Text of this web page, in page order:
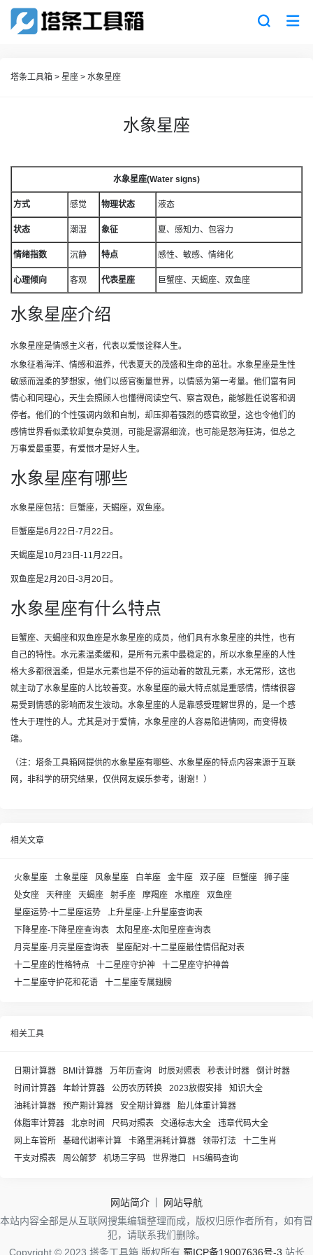
塔条工具箱 > 星座 > 水象星座
水象星座
水象星座(Water signs)
方式 感觉 物理状态 液态
状态 潮湿 象征 夏、感知力、包容力
情绪指数 沉静 特点 感性、敏感、情绪化
心理倾向 客观 代表星座 巨蟹座、天蝎座、双鱼座
水象星座介绍
水象星座是情感主义者，代表以爱恨诠释人生。
水象征着海洋、情感和滋养，代表夏天的茂盛和生命的茁壮。水象星座是生性
敏感而温柔的梦想家，他们以感官衡量世界，以情感为第一考量。他们富有同
情心和同理心，天生会照顾人也懂得阅读空气、察言观色，能够胜任说客和调
停者。他们的个性强调内敛和自制，却压抑着强烈的感官欲望，这也令他们的
感情世界看似柔软却复杂莫测，可能是潺潺细流，也可能是怒海狂涛，但总之
万事爱最重要，有爱恨才是好人生。
水象星座有哪些
水象星座包括：巨蟹座，天蝎座，双鱼座。
巨蟹座是6月22日-7月22日。
天蝎座是10月23日-11月22日。
双鱼座是2月20日-3月20日。
水象星座有什么特点
巨蟹座、天蝎座和双鱼座是水象星座的成员，他们具有水象星座的共性，也有
自己的特性。水元素温柔缓和，是所有元素中最稳定的，所以水象星座的人性
格大多都很温柔，但是水元素也是不停的运动着的散乱元素，水无常形，这也
就主动了水象星座的人比较善变。水象星座的最大特点就是重感情，情绪很容
易受到情感的影响而发生波动。水象星座的人是靠感受理解世界的，是一个感
性大于理性的人。尤其是对于爱情，水象星座的人容易陷进情网，而变得极
端。
（注：塔条工具箱网提供的水象星座有哪些、水象星座的特点内容来源于互联
网，非科学的研究结果，仅供网友娱乐参考，谢谢！）
相关文章
火象星座 土象星座 风象星座 白羊座 金牛座 双子座 巨蟹座
狮子座
处女座
天秤座 天蝎座 射手座 摩羯座 水瓶座
双鱼座
星座运势-十二星座运势
上升星座-上升星座查询表
下降星座-下降星座查询表
太阳星座-太阳星座查询表
月亮星座-月亮星座查询表
星座配对-十二星座最佳情侣配对表
十二星座的性格特点
十二星座守护神
十二星座守护神兽
十二星座守护花和花语
十二星座专属翅膀
相关工具
日期计算器 BMI计算器 万年历查询 时辰对照表 秒表计时器
倒计时器
时间计算器
年龄计算器 公历农历转换 2023放假安排
知识大全
油耗计算器
预产期计算器 安全期计算器
胎儿体重计算器
体脂率计算器
北京时间 尺码对照表 交通标志大全
违章代码大全
网上车管所
基础代谢率计算 卡路里消耗计算器 领带打法
十二生肖
干支对照表
周公解梦 机场三字码 世界港口 HS编码查询
网站简介
网站导航
本站内容全部是从互联网搜集编辑整理而成，版权归原作者所有，如有冒
犯，请联系我们删除。
Copyright © 2023 塔条工具箱 版权所有 蜀ICP备19007636号-3 站长